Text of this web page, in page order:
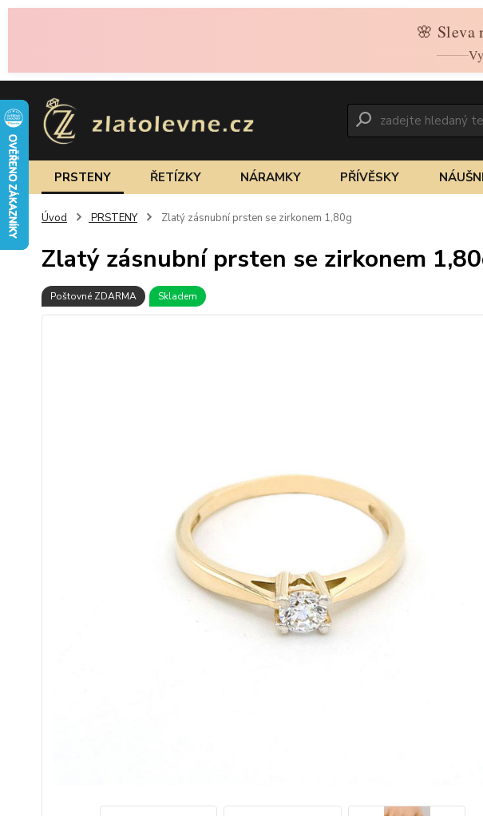
🌸 Sleva
PRSTENY ŘETÍZKY NÁRAMKY PŘÍVĚSKY
Úvod PRSTENY Zlatý zásnubní prsten se zirkonem 1,80g
Zlatý zásnubní prsten se zirkonem
Poštovné ZDARMA Skladem